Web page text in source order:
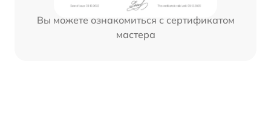
Вы можете ознакомиться с сертификатом
мастера